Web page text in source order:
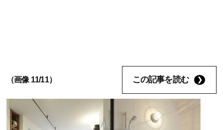
（画像 11/11） この記事を読む